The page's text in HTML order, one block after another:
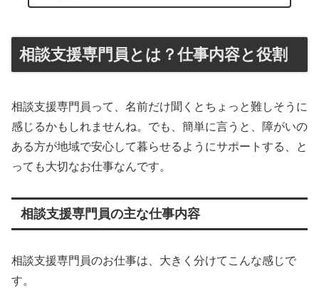
相談支援専門員とは？仕事内容と役割
相談支援専門員って、名前だけ聞くとちょっと難しそうに
感じるかもしれませんね。でも、簡単に言うと、障がいの
ある方が地域で安心して暮らせるようにサポートする、と
っても大切なお仕事なんです。
相談支援専門員の主な仕事内容
相談支援専門員のお仕事は、大きく分けてこんな感じで
す。